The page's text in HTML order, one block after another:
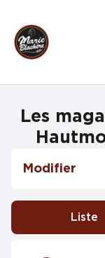
Les
Modifier
Liste